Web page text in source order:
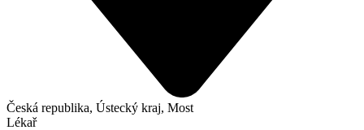
Česká republika, Ústecký kraj, Most
Lékař